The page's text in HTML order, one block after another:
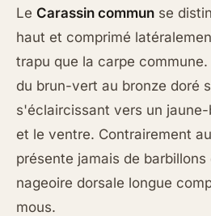
Le Carassin commun se
haut et comprimé
trapu que la carpe
du brun-vert au bronze doré
s'éclaircissant vers un
et le ventre. Contrairement
présente jamais de
nageoire dorsale longue
mous.